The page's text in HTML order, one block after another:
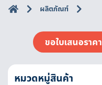
ผลิตภัณฑ์
ขอใบเสนอราคา
หมวดหมู่สินค้า